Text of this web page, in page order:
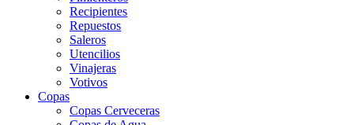
Recipientes
Repuestos
Saleros
Utencilios
Vinajeras
Votivos
Copas
Copas Cerveceras